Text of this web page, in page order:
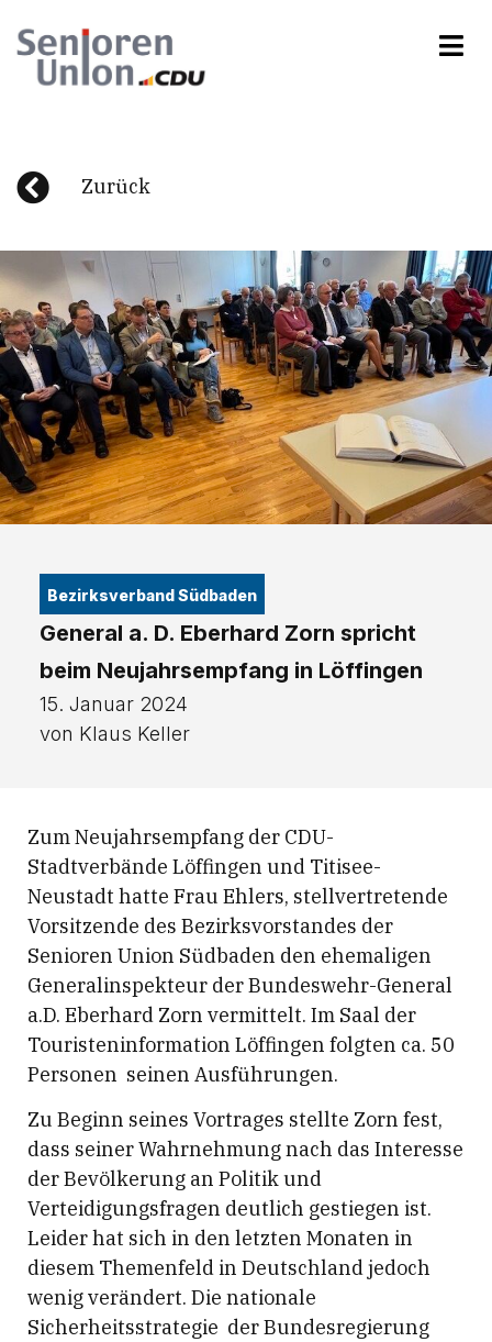
Zurück
Bezirksverband Südbaden
General a. D. Eberhard Zorn spricht
beim Neujahrsempfang in Löffingen
15. Januar 2024
von Klaus Keller
Zum Neujahrsempfang der CDU-
Stadtverbände Löffingen und Titisee-
Neustadt hatte Frau Ehlers, stellvertretende
Vorsitzende des Bezirksvorstandes der
Senioren Union Südbaden den ehemaligen
Generalinspekteur der Bundeswehr-General
a.D. Eberhard Zorn vermittelt. Im Saal der
Touristeninformation Löffingen folgten ca. 50
Personen seinen Ausführungen.
Zu Beginn seines Vortrages stellte Zorn fest,
dass seiner Wahrnehmung nach das Interesse
der Bevölkerung an Politik und
Verteidigungsfragen deutlich gestiegen ist.
Leider hat sich in den letzten Monaten in
diesem Themenfeld in Deutschland jedoch
wenig verändert. Die nationale
Sicherheitsstrategie der Bundesregierung